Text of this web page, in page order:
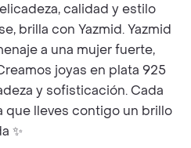
calidad y estilo
brilla con Yazmid. Yazmid
a una mujer fuerte,
joyas en plata 925
y sofisticación. Cada
que lleves contigo un brillo
✨